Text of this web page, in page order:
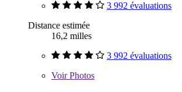
3 992 évaluations
Distance estimée
16,2 milles
3 992 évaluations
VoirPhotos